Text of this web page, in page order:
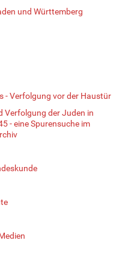
und Württemberg
- Verfolgung vor der Haustür
Verfolgung der Juden in
- eine Spurensuche im